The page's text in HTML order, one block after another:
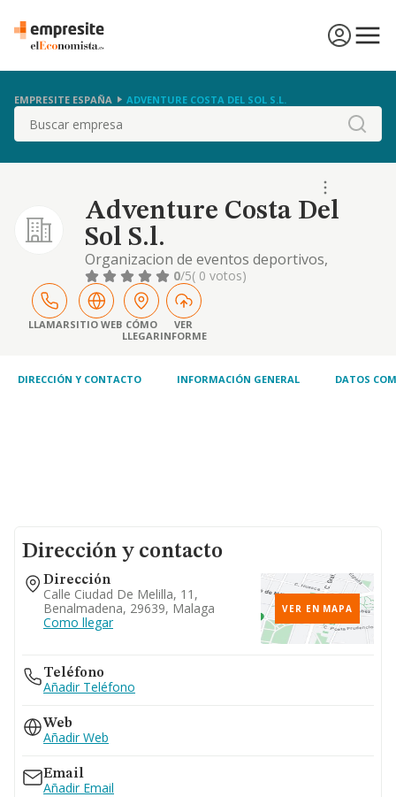
EMPRESITE ESPAÑA ADVENTURE COSTA DEL SOL S.L.
Buscar
Adventure Costa Del
Sol S.l.
Organizacion de eventos deportivos,
recreativos y culturales. organizacion de
actividades deportivas, tanto competitivas
como ludicas, al aire libre, tales como
senderismo, rutas en bicicleta, vehiculos 4x4,
motocicletas
0/5( 0 votos)
LLAMARSITIO WEB CÓMO
LLEGAR
VER
INFORME
DIRECCIÓN Y CONTACTO INFORMACIÓN GENERAL DATOS
Dirección y contacto
Dirección
Calle Ciudad De Melilla, 11,
Benalmadena, 29639, Malaga
Como llegar
VER EN MAPA
Teléfono
Añadir Teléfono
Web
Añadir Web
Email
Añadir Email